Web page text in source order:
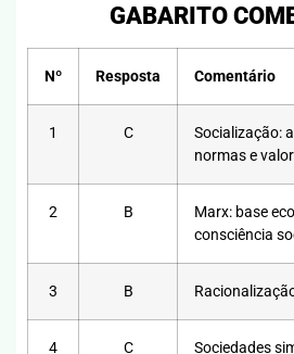
GABARITO
Nº Resposta Comentário
1 C
Socialização:
normas e
2 B
Marx: base
consciência
3 B
4 C
Sociedades